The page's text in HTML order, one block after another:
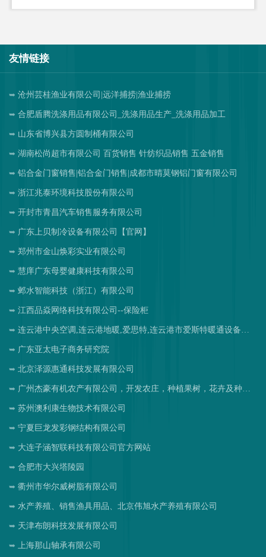
友情链接
沧州芸桂渔业有限公司|远洋捕捞|渔业捕捞
合肥盾腾洗涤用品有限公司_洗涤用品生产_洗涤用品加工
山东省博兴县方圆制桶有限公司
湖南松尚超市有限公司 百货销售 针纺织品销售 五金销售
铝合金门窗销售|铝合金门销售|成都市晴莫钢铝门窗有限公司
浙江兆泰环境科技股份有限公司
开封市青昌汽车销售服务有限公司
广东上贝制冷设备有限公司【官网】
郑州市金山焕彩实业有限公司
慧庠广东母婴健康科技有限公司
邺水智能科技（浙江）有限公司
江西品焱网络科技有限公司--保险柜
广东亚太电子商务研究院
北京泽源惠通科技发展有限公司
苏州澳利康生物技术有限公司
宁夏巨龙发彩钢结构有限公司
大连子涵智联科技有限公司官方网站
合肥市大兴塔陵园
衢州市华尔威树脂有限公司
水产养殖、销售渔具用品、北京伟旭水产养殖有限公司
天津布朗科技发展有限公司
上海那山轴承有限公司